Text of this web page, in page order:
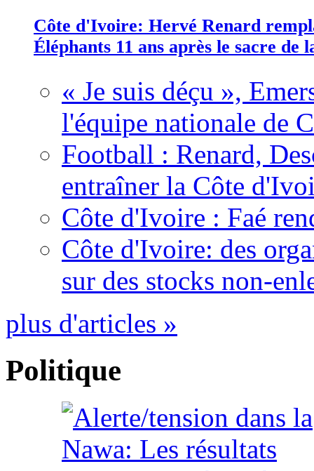
Côte d'Ivoire: Hervé Renard
Éléphants 11 ans après le sacre de
« Je suis déçu »,
l'équipe nationale de
Football : Renard,
entraîner la Côte
Côte d'Ivoire : Faé
Côte d'Ivoire: des
sur des stocks non-
plus d'articles »
Politique